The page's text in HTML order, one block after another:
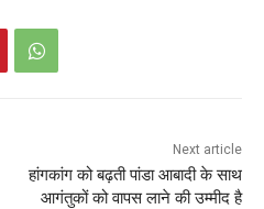
Next article
हांगकांग को बढ़ती पांडा आबादी के साथ
आगंतुकों को वापस लाने की उम्मीद है